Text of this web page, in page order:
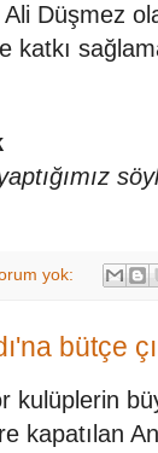
Düşmez
katkı
yok:
bütçe
kulüplerin
kapatılan